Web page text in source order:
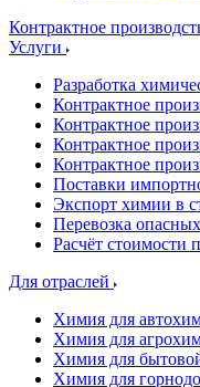
Контрактное
Услуги
Разработка
Контрактное
Контрактное
Контрактное
Контрактное
Поставки
Экспорт химии в
Перевозка
Расчёт стоимости
Для отраслей
Химия для
Химия для
Химия для
Химия для